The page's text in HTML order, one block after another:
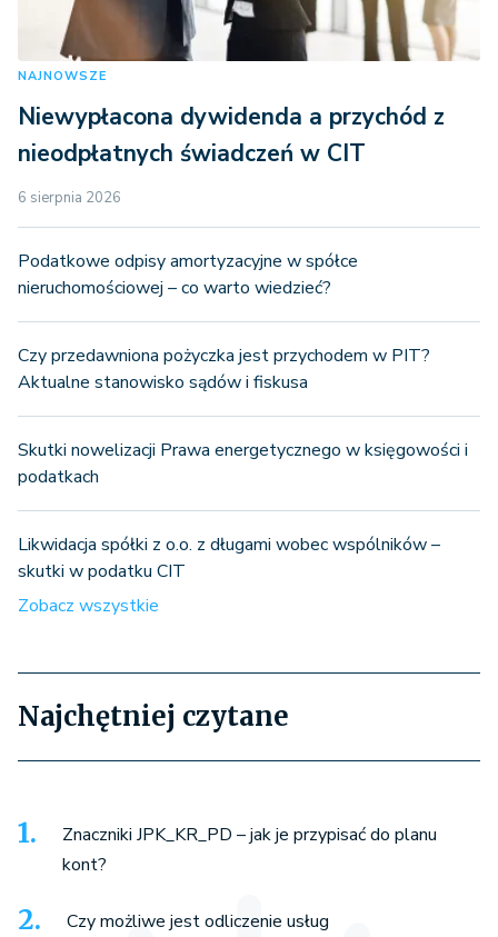
NAJNOWSZE
Niewypłacona dywidenda a przychód z
nieodpłatnych świadczeń w CIT
6 sierpnia 2026
Podatkowe odpisy amortyzacyjne w spółce
nieruchomościowej – co warto wiedzieć?
Czy przedawniona pożyczka jest przychodem w PIT?
Aktualne stanowisko sądów i fiskusa
Skutki nowelizacji Prawa energetycznego w księgowości i
podatkach
Likwidacja spółki z o.o. z długami wobec wspólników –
skutki w podatku CIT
Zobacz wszystkie
Najchętniej czytane
Znaczniki JPK_KR_PD – jak je przypisać do planu
kont?
Czy możliwe jest odliczenie usług